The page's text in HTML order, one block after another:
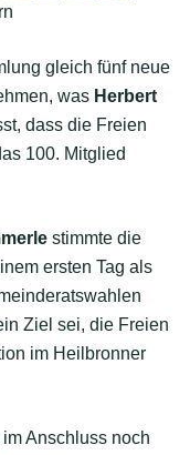
gleich fünf neue
was Herbert
dass die Freien
100. Mitglied
stimmte die
ersten Tag als
Ziel sei, die Freien
im Heilbronner
Anschluss noch